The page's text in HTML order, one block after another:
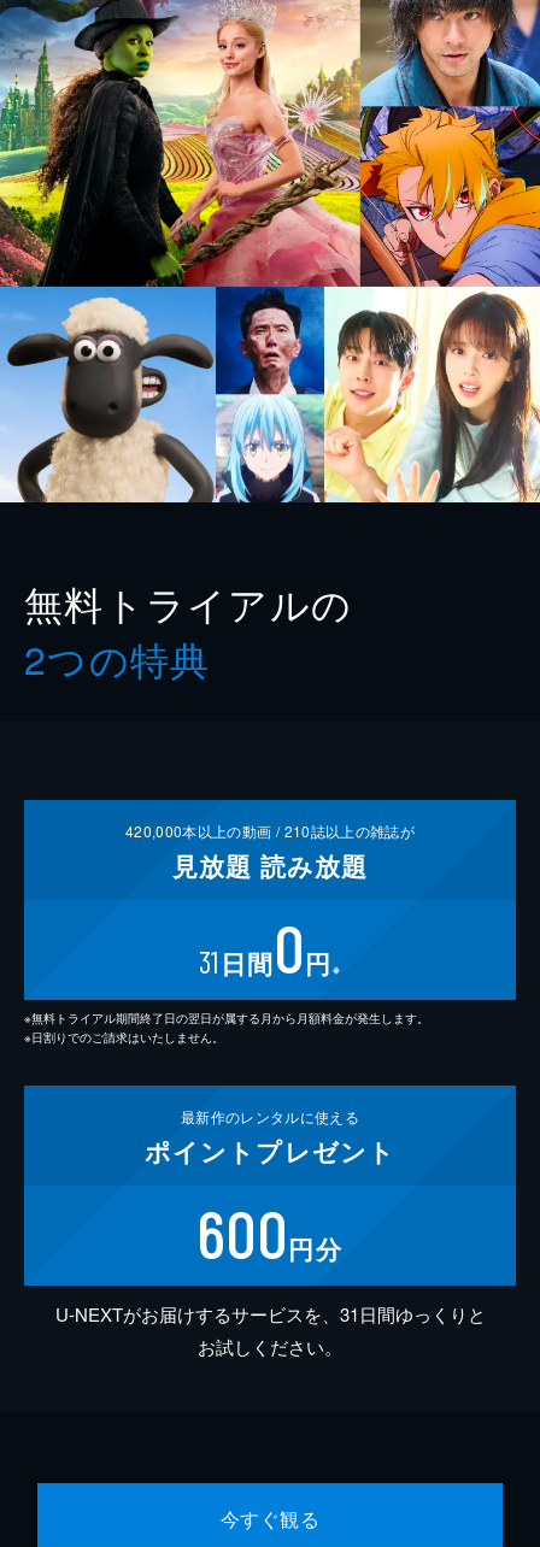
無料トライアルの
2つの特典
420,000本以上の動画 /210誌以上の雑誌が
見放題 読み放題
31 日間0円 ※
※無料トライアル期間終了日の翌日が属する月から月額料金が発生します。
※日割りでのご請求はいたしません。
最新作のレンタルに使える
ポイント プレゼント
600円分
U-NEXTがお届けするサービスを、31日間ゆっくりと
お試しください。
今すぐ観る